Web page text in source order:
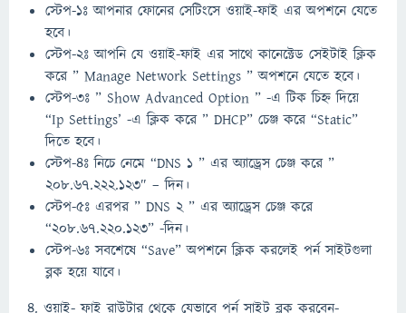
স্টেপ-১ঃ আপনার ফোনের সেটিংসে ওয়াই-ফাই এর অপশনে যেতে
হবে।
স্টেপ-২ঃ আপনি যে ওয়াই-ফাই এর সাথে কানেক্টেড সেইটাই ক্লিক
করে ” Manage Network Settings ” অপশনে যেতে হবে।
স্টেপ-৩ঃ ” Show Advanced Option ” -এ টিক চিহ্ন দিয়ে
“Ip Settings’ -এ ক্লিক করে ” DHCP” চেঞ্জ করে “Static”
দিতে হবে।
স্টেপ-৪ঃ নিচে নেমে “DNS 1 ” এর অ্যাড্রেস চেঞ্জ করে ”
208.67.222.123″ – দিন।
স্টেপ-৫ঃ এরপর ” DNS 2 ” এর অ্যাড্রেস চেঞ্জ করে
“208.67.220.123” -দিন।
স্টেপ-৬ঃ সবশেষে “Save” অপশনে ক্লিক করলেই পর্ন সাইটগুলা
ব্লক হয়ে যাবে।
৪. ওয়াই- ফাই রাউটার থেকে যেভাবে পর্ন সাইট ব্লক করবেন-